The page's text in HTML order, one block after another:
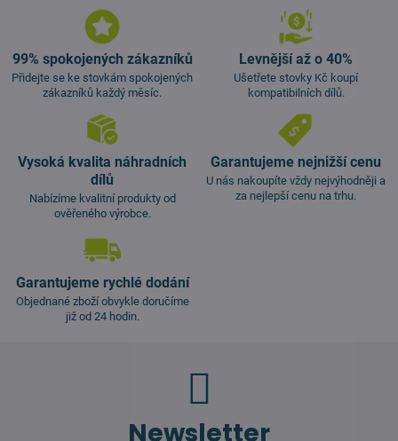
99% spokojených zákazníků
Přidejte se ke stovkám spokojených
zákazníků každý měsíc.
Levnější až o 40%
Ušetřete stovky Kč koupí
kompatibilních dílů.
Vysoká kvalita náhradních
dílů
Nabízíme kvalitní produkty od
ověřeného výrobce.
Garantujeme nejnižší cenu
U nás nakoupíte vždy nejvýhodněji a
za nejlepší cenu na trhu.
Garantujeme rychlé dodání
Objednané zboží obvykle doručíme
již od 24 hodin.
Newsletter